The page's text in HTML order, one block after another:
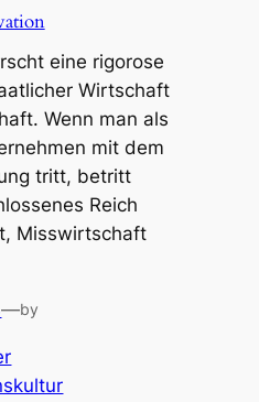
eine rigorose
Wirtschaft
Wenn man als
mit dem
tritt, betritt
Reich
Misswirtschaft
—by